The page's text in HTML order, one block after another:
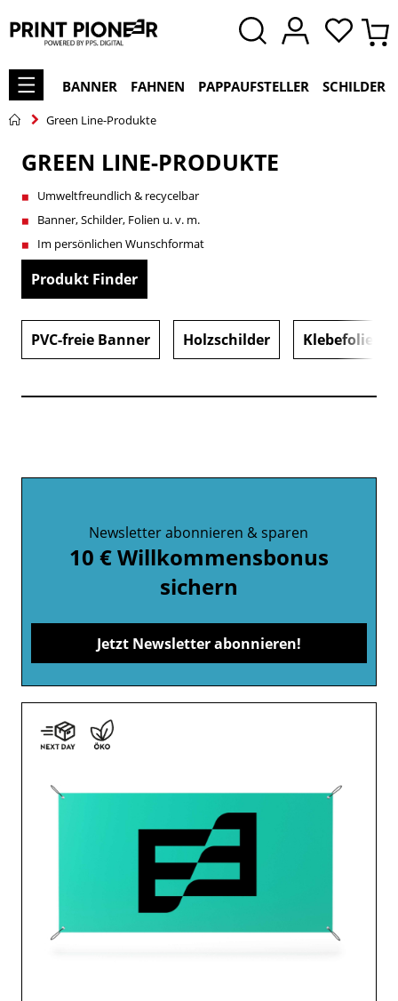
BANNER FAHNEN PAPPAUFSTELLER SCHILDER
Green Line-Produkte
GREEN LINE-PRODUKTE
Umweltfreundlich & recycelbar
Banner, Schilder, Folien u. v. m.
Im persönlichen Wunschformat
Produkt Finder
PVC-freie Banner Holzschilder Klebefolie
Newsletter abonnieren & sparen
10 € Willkommensbonus
sichern
Jetzt Newsletter abonnieren!